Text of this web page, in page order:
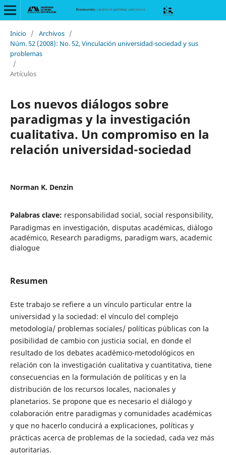
Inicio / Archivos /
Núm. 52 (2008): No. 52, Vinculación universidad-sociedad y sus
problemas
/
Artículos
Los nuevos diálogos sobre
paradigmas y la investigación
cualitativa. Un compromiso en la
relación universidad-sociedad
Norman K. Denzin
Palabras clave: responsabilidad social, social responsibility,
Paradigmas en investigación, disputas académicas, diálogo
académico, Research paradigms, paradigm wars, academic
dialogue
Resumen
Este trabajo se refiere a un vínculo particular entre la
universidad y la sociedad: el vínculo del complejo
metodología/ problemas sociales/ políticas públicas con la
posibilidad de cambio con justicia social, en donde el
resultado de los debates académico-metodológicos en
relación con la investigación cualitativa y cuantitativa, tiene
consecuencias en la formulación de políticas y en la
distribución de los recursos locales, nacionales y
planetarios. Se propone que es necesario el diálogo y
colaboración entre paradigmas y comunidades académicas
y que no hacerlo conducirá a explicaciones, políticas y
prácticas acerca de problemas de la sociedad, cada vez más
autoritarias.